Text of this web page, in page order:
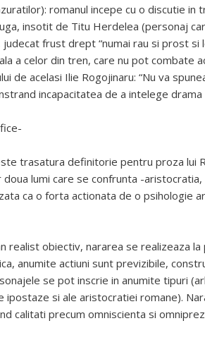
romanul incepe cu o discutie in
insotit de Titu Herdelea (personaj
judecat frust drept “numai rau si prost
a celor din tren, care nu pot combate
de acelasi Ilie Rogojinaru: “Nu va
incapacitatea de a intelege drama
trasatura definitorie pentru proza lui
doua lumi care se confrunta -
ca o forta actionata de o psihologie
realist obiectiv, nararea se realizeaza
anumite actiuni sunt previzibile,
se pot inscrie in anumite tipuri
ipostaze si ale aristocratiei romane).
calitati precum omniscienta si